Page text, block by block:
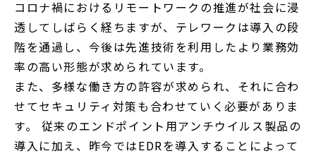
コロナ禍におけるリモートワークの推進が社会に浸
透してしばらく経ちますが、テレワークは導入の段
階を通過し、今後は先進技術を利用したより業務効
率の高い形態が求められています。
また、多様な働き方の許容が求められ、それに合わ
せてセキュリティ対策も合わせていく必要がありま
す。 従来のエンドポイント用アンチウイルス製品の
導入に加え、昨今ではEDRを導入することによって